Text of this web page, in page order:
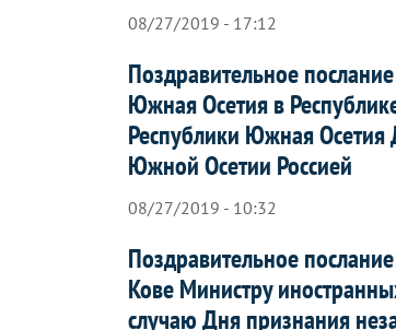
08/27/2019 - 17:12
Поздравительное
Южная Осетия в
Республики Южная
Южной Осетии Россией
08/27/2019 - 10:32
Поздравительное
Кове Министру
случаю Дня признания